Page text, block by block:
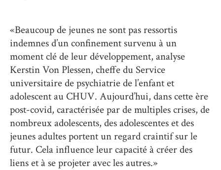
«Beaucoup de jeunes ne sont pas ressortis
indemnes d’un confinement survenu à un
moment clé de leur développement, analyse
Kerstin Von Plessen, cheffe du Service
universitaire de psychiatrie de l’enfant et
adolescent au CHUV. Aujourd’hui, dans cette ère
post-covid, caractérisée par de multiples crises, de
nombreux adolescents, des adolescentes et des
jeunes adultes portent un regard craintif sur le
futur. Cela influence leur capacité à créer des
liens et à se projeter avec les autres.»